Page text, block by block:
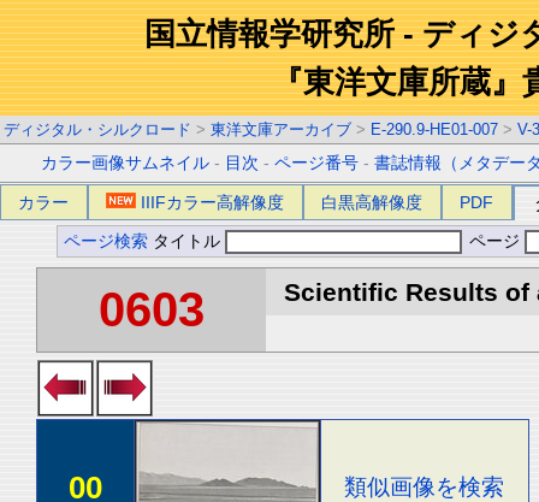
国立情報学研究所 - ディジ
『東洋文庫所蔵』
ディジタル・シルクロード > 東洋文庫アーカイブ > E-290.9-HE01-007 > V-3
カラー画像サムネイル - 目次 -ページ番号 -書誌情報（メタデー
カラー IIIFカラー高解像度 白黒高解像度 PDF
ページ検索 タイトル ページ
0603 Scientific Results of
00 類似画像を検索